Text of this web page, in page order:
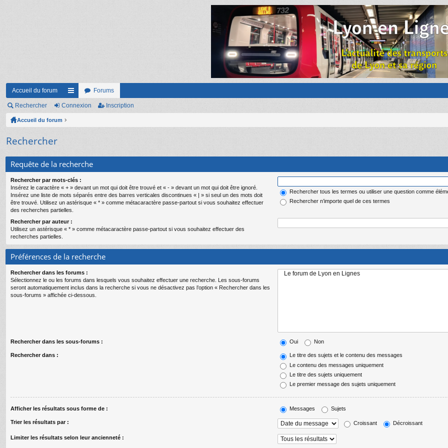
Accueil du forum
ac
s
Forums
Rechercher Connexion Inscription
Accueil du forum
Rechercher
Requête de la recherche
Rechercher par mots-clés :
Insérez le caractère « + » devant un mot qui doit être trouvé et « - » devant un mot qui doit être ignoré.
Insérez une liste de mots séparés entre des barres verticales discontinues « | » si seul un des mots doit
être trouvé. Utilisez un astérisque « * » comme métacaractère passe-partout si vous souhaitez effectuer
des recherches partielles.
Rechercher tous les termes ou utiliser une question comme
Rechercher n’importe quel de ces termes
Rechercher par auteur :
Utilisez un astérisque « * » comme métacaractère passe-partout si vous souhaitez effectuer des
recherches partielles.
Préférences de la recherche
Rechercher dans les forums :
Sélectionnez le ou les forums dans lesquels vous souhaitez effectuer une recherche. Les sous-forums
seront automatiquement inclus dans la recherche si vous ne désactivez pas l’option « Rechercher dans les
sous-forums » affichée ci-dessous.
Rechercher dans les sous-forums : Oui Non
Rechercher dans :
Le titre des sujets et le contenu des messages
Le contenu des messages uniquement
Le titre des sujets uniquement
Le premier message des sujets uniquement
Afficher les résultats sous forme de : Messages Sujets
Trier les résultats par : Croissant Décroissant
Limiter les résultats selon leur ancienneté :